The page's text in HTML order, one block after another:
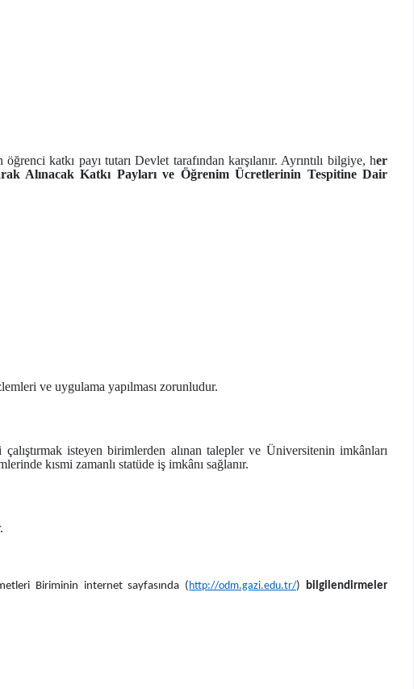
katkı payı tutarı Devlet tarafından karşılanır. Ayrıntılı bilgiye, her
Alınacak Katkı Payları ve Öğrenim Ücretlerinin Tespitine Dair
ve uygulama yapılması zorunludur.
isteyen birimlerden alınan talepler ve Üniversitenin imkânları
kısmi zamanlı statüde iş imkânı sağlanır.
Biriminin internet sayfasında (http://odm.gazi.edu.tr/) bilgilendirmeler